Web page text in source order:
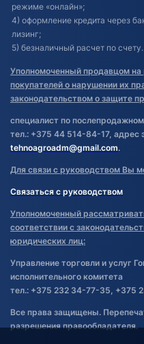
режиме «онлайн»;
4) оформление кредита через
лизинг;
5) безналичный расчет по счету.
Уполномоченный продавцом
покупателей о нарушении их
законодательством о защите
специалист по
тел.: +375 44 514-84-17, адрес
tehnoagroadm@gmail.com.
Для связи с руководством Вы
Связаться с руководством
Уполномоченный
соответствии с
юридических лиц:
Управление торговли и услуг
исполнительного комитета
тел.: +375 232 34-77-35, +375
Все права защищены.
разрешения правообладателя.